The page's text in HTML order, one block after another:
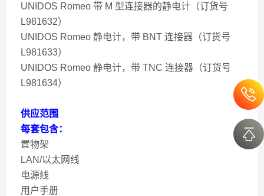
UNIDOS Romeo 带 M 型连接器的静电计（订货号
L981632）
UNIDOS Romeo 静电计，带 BNT 连接器（订货号
L981633）
UNIDOS Romeo 静电计，带 TNC 连接器（订货号
L981634）
供应范围
每套包含：
置物架
LAN/以太网线
电源线
用户手册